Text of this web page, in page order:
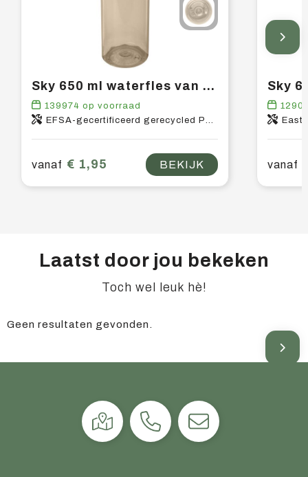
Sky 650 ml waterfles van gerecycled plastic
139974 op voorraad
EFSA-gecertificeerd gerecycled PET-kunststof, PP-kunststof
vanaf € 1,95 BEKIJK vanaf
Laatst door jou bekeken
Toch wel leuk hè!
Geen resultaten gevonden.